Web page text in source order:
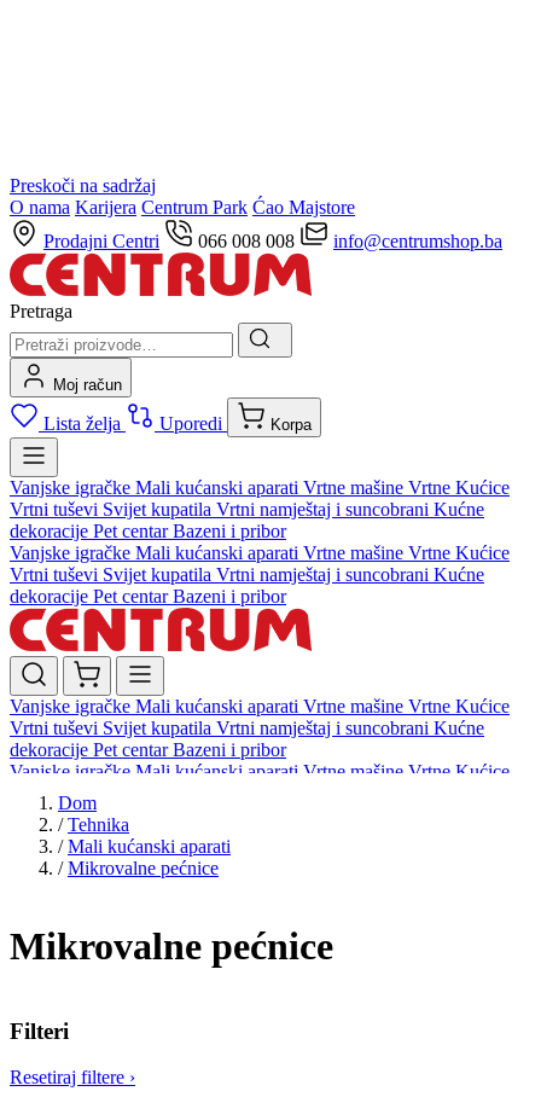
Preskoči na sadržaj
O nama Karijera Centrum Park Ćao Majstore
Prodajni Centri
066 008 008 info@centrumshop.ba
Pretraga
Moj račun
Lista želja Uporedi Korpa
Vanjske igračke Mali kućanski aparati Vrtne mašine Vrtne Kućice
Vrtni tuševi Svijet kupatila Vrtni namještaj i suncobrani Kućne
dekoracije Pet centarBazeni i pribor
Vanjske igračke Mali kućanski aparati Vrtne mašine Vrtne Kućice
Vrtni tuševi Svijet kupatila Vrtni namještaj i suncobrani Kućne
dekoracije Pet centarBazeni i pribor
Vanjske igračke Mali kućanski aparati Vrtne mašine Vrtne Kućice
Vrtni tuševi Svijet kupatila Vrtni namještaj i suncobrani Kućne
dekoracije Pet centarBazeni i pribor
Vanjske igračke Mali kućanski aparati Vrtne mašine Vrtne Kućice
Vrtni tuševi
dekoracijePet centar
Dom
/ Tehnika
/ Mali kućanski aparati
/ Mikrovalne pećnice
Mikrovalne pećnice
Filteri
Resetiraj filtere ›